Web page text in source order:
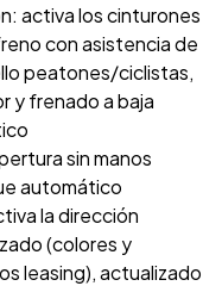
activa los cinturones
con asistencia de
peatones/ciclistas,
y frenado a baja
sin manos
automático
la dirección
(colores y
leasing), actualizado